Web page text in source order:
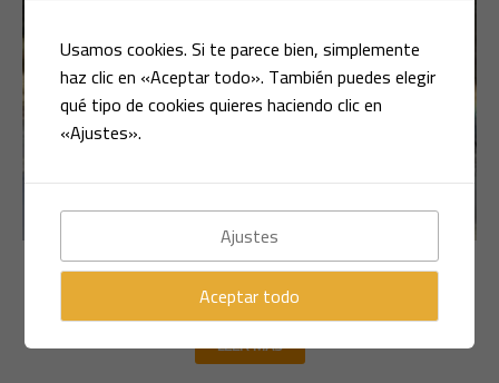
Multimarca
DACIA SANDERO 1.5 DCI 90 CV
LEER MÁS
Usamos cookies. Si te parece bien, simplemente
haz clic en «Aceptar todo». También puedes elegir
qué tipo de cookies quieres haciendo clic en
«Ajustes».
Ajustes
Aceptar todo